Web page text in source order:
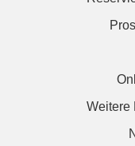
Weitere